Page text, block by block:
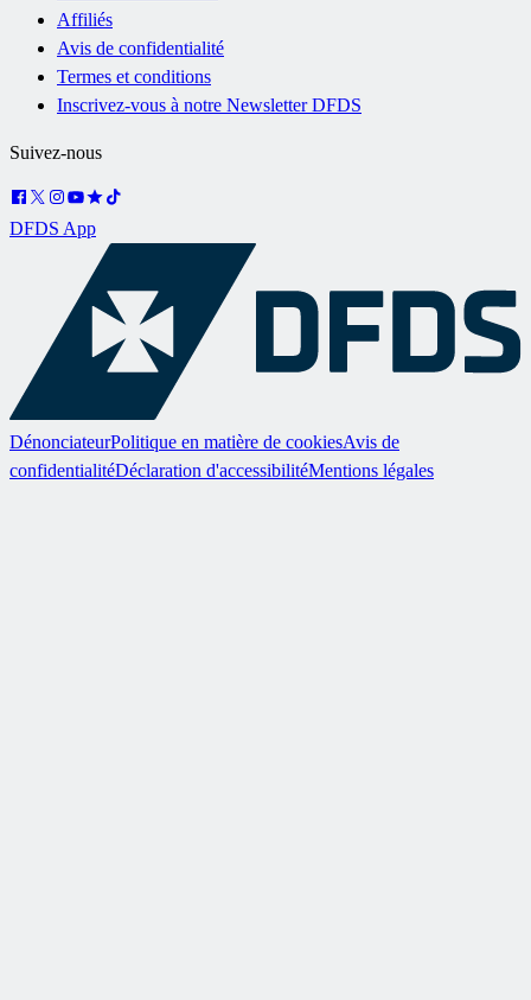
Affiliés
Avis de confidentialité
Termes et conditions
Inscrivez-vous à notre Newsletter DFDS
Suivez-nous
DFDS App
DénonciateurPolitique en matière de cookiesAvis de
confidentialitéDéclaration d'accessibilitéMentions légales